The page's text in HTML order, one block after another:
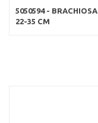
5050594 -
22-35 CM